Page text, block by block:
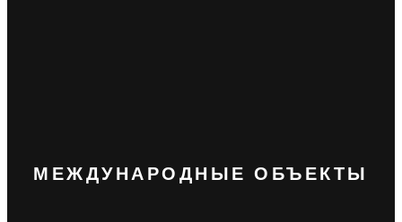
МЕЖДУНАРОДНЫЕ ОБЪЕКТЫ